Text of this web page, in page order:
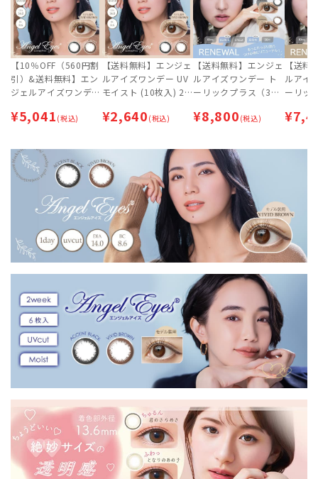
【10％OFF（560円割
引）&送料無料】エン
ジェルアイズワンデー
箱セット [約1ヶ月分]
届く) | カラコン | サー
クルレンズ【ネコポス
専用】
¥5,041 (税込)
【送料無料】エンジェ
ルアイズワンデー UV
モイスト (10枚入) 2
専用（ポスト投函）】
届く)
¥2,640 (税込)
【送料無料】エンジェ
ルアイズワンデー ト
ーリックプラス（30
用カラコン | 即日出荷
ラコン | サークルレン
ズ 【ネコポス専用】
¥8,800 (税込)
【送料
ルアイ
ーリッ
視用カ
カラコ
¥